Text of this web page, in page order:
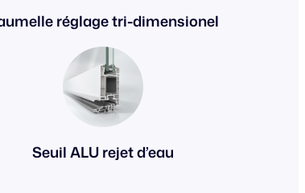
réglage tri-dimensionel
Seuil ALU rejet d’eau